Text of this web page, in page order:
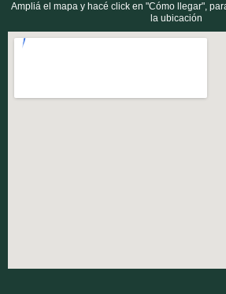
Ampliá el mapa y hacé click en "Cómo llegar",
la ubicación